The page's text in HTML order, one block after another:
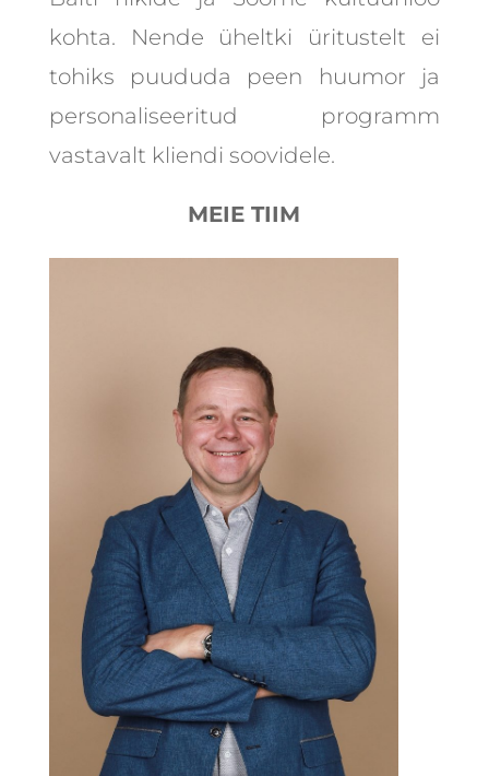
kohta. Nende üheltki üritustelt ei
tohiks puududa peen huumor ja
personaliseeritud programm
vastavalt kliendi soovidele.
MEIE TIIM